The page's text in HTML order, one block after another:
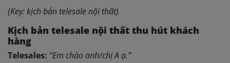
(Key: kịch bản telesale nội thất)
Kịch bản telesale nội thất thu hút khách
hàng
Telesales: “Em chào anh/chị A ạ.”